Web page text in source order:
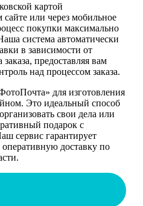
картой
или через мобильное
покупки максимально
система автоматически
в зависимости от
предоставляя вам
над процессом заказа.
для изготовления
Это идеальный способ
свои дела или
подарок с
сервис гарантирует
оперативную доставку по